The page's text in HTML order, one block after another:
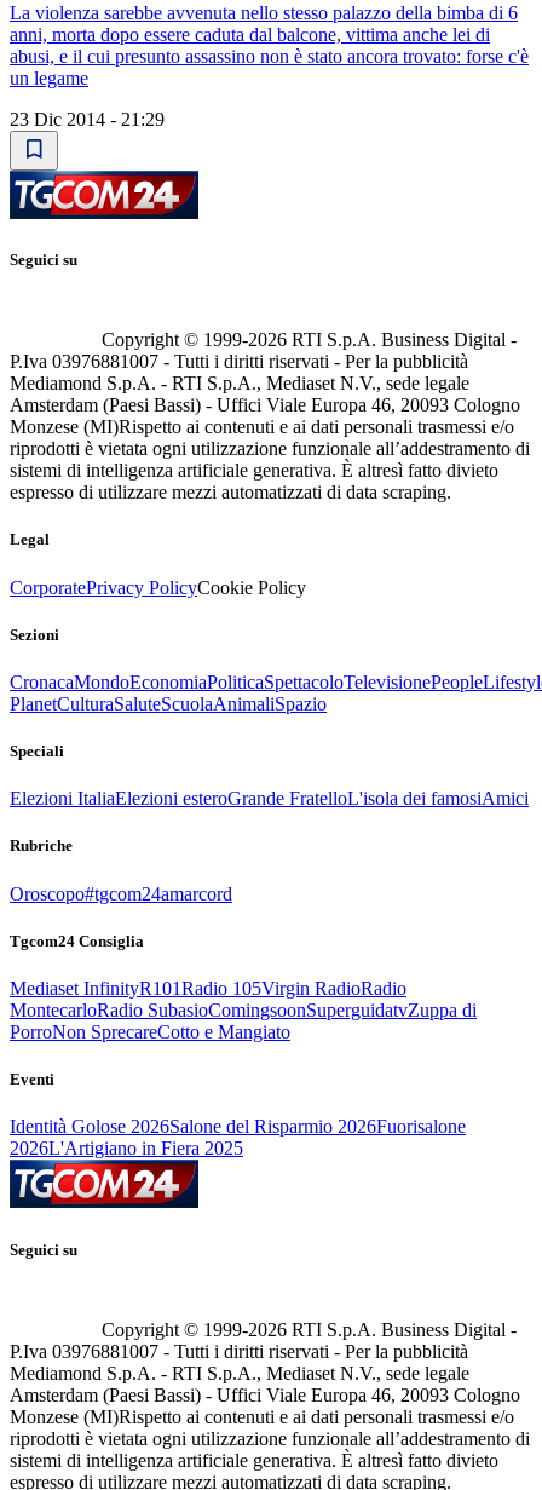
La violenza sarebbe avvenuta nello stesso palazzo della bimba di 6
anni, morta dopo essere caduta dal balcone, vittima anche lei di
abusi, e il cui presunto assassino non è stato ancora trovato: forse c'è
un legame
23 Dic 2014 - 21:29
Seguici su
Copyright © 1999-2026 RTI S.p.A. Business Digital -
P.Iva 03976881007 - Tutti i diritti riservati - Per la pubblicità
Mediamond S.p.A. - RTI S.p.A., Mediaset N.V., sede legale
Amsterdam (Paesi Bassi) - Uffici Viale Europa 46, 20093 Cologno
Monzese (MI)Rispetto ai contenuti e ai dati personali trasmessi e/o
riprodotti è vietata ogni utilizzazione funzionale all’addestramento di
sistemi di intelligenza artificiale generativa. È altresì fatto divieto
espresso di utilizzare mezzi automatizzati di data scraping.
Legal
CorporatePrivacy PolicyCookie Policy
Sezioni
CronacaMondoEconomiaPoliticaSpettacoloTelevisionePeople
PlanetCulturaSaluteScuolaAnimaliSpazio
Speciali
Elezioni ItaliaElezioni esteroGrande FratelloL'isola dei famosiAmici
Rubriche
Oroscopo#tgcom24amarcord
Tgcom24 Consiglia
Mediaset InfinityR101Radio 105Virgin RadioRadio
MontecarloRadio SubasioComingsoonSuperguidatvZuppa di
PorroNon SprecareCotto e Mangiato
Eventi
Identità Golose 2026Salone del Risparmio 2026Fuorisalone
2026L'Artigiano in Fiera 2025
Seguici su
Copyright © 1999-2026 RTI S.p.A. Business Digital -
P.Iva 03976881007 - Tutti i diritti riservati - Per la pubblicità
Mediamond S.p.A. - RTI S.p.A., Mediaset N.V., sede legale
Amsterdam (Paesi Bassi) - Uffici Viale Europa 46, 20093 Cologno
Monzese (MI)Rispetto ai contenuti e ai dati personali trasmessi e/o
riprodotti è vietata ogni utilizzazione funzionale all’addestramento di
sistemi di intelligenza artificiale generativa. È altresì fatto divieto
espresso di utilizzare mezzi automatizzati di data scraping.